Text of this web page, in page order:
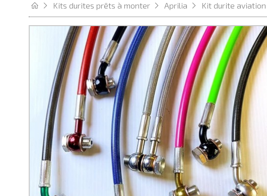
Kits durites prêts à monter Aprilia Kit durite